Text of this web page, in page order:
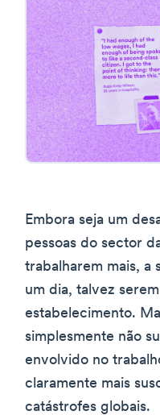
Embora seja um
pessoas do sector
trabalharem mais, a
um dia, talvez
estabelecimento.
simplesmente não
envolvido no
claramente mais
catástrofes globais.